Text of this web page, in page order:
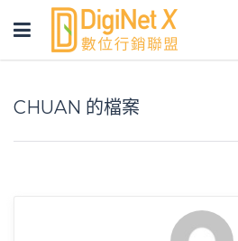
Toggle
navigation
CHUAN 的檔案